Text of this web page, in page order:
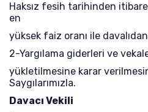
Haksız fesih tarihinden
en
yüksek faiz oranı ile
2-Yargılama giderleri ve
yükletilmesine karar
Saygılarımızla.
Davacı Vekili